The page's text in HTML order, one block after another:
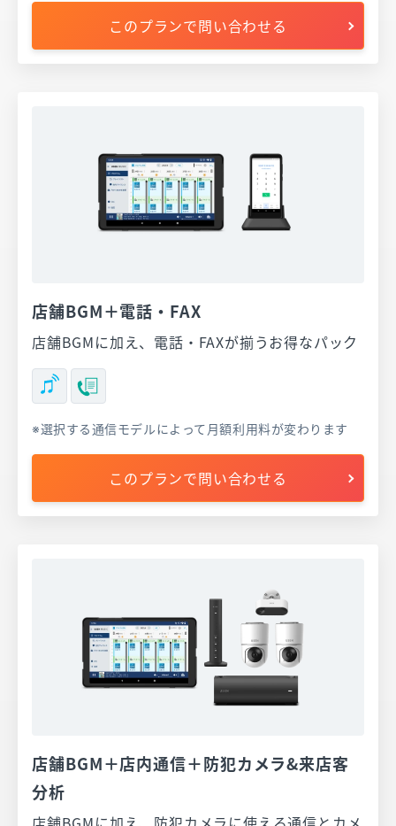
このプランで問い合わせる
店舗BGM＋電話・FAX
店舗BGMに加え、電話・FAXが揃うお得なパック
選択する通信モデルによって月額利用料が変わります
このプランで問い合わせる
店舗BGM＋店内通信＋防犯カメラ&来店客
分析